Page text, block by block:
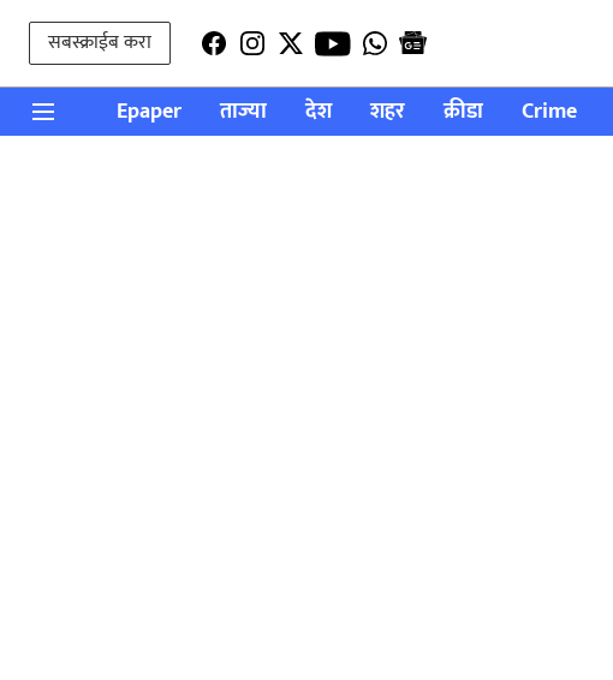
सबस्क्राईब करा
Epaper ताज्या देश शहर क्रीडा Crime